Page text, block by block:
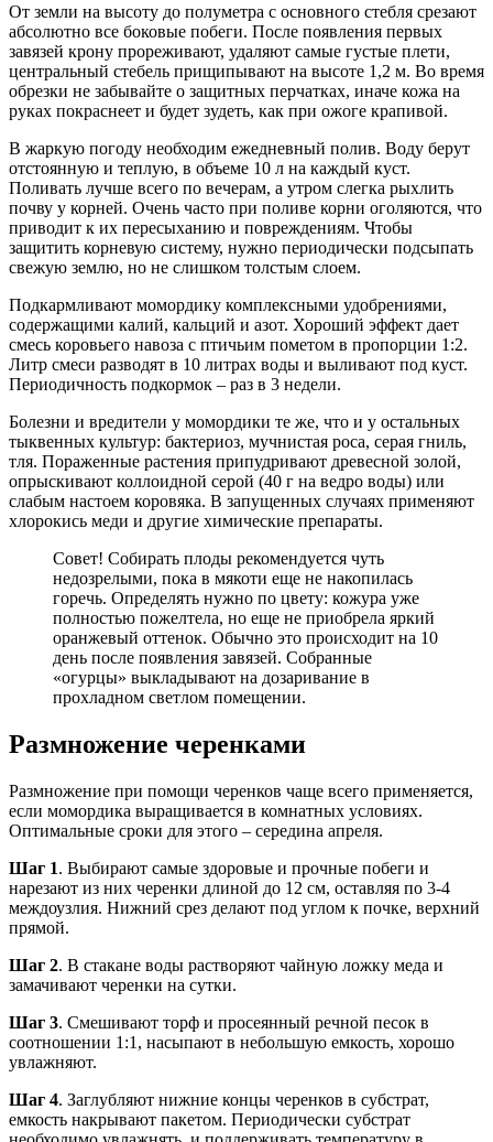
От земли на высоту до полуметра с основного стебля срезают
абсолютно все боковые побеги. После появления первых
завязей крону прореживают, удаляют самые густые плети,
центральный стебель прищипывают на высоте 1,2 м. Во время
обрезки не забывайте о защитных перчатках, иначе кожа на
руках покраснеет и будет зудеть, как при ожоге крапивой.
В жаркую погоду необходим ежедневный полив. Воду берут
отстоянную и теплую, в объеме 10 л на каждый куст.
Поливать лучше всего по вечерам, а утром слегка рыхлить
почву у корней. Очень часто при поливе корни оголяются, что
приводит к их пересыханию и повреждениям. Чтобы
защитить корневую систему, нужно периодически подсыпать
свежую землю, но не слишком толстым слоем.
Подкармливают момордику комплексными удобрениями,
содержащими калий, кальций и азот. Хороший эффект дает
смесь коровьего навоза с птичьим пометом в пропорции 1:2.
Литр смеси разводят в 10 литрах воды и выливают под куст.
Периодичность подкормок – раз в 3 недели.
Болезни и вредители у момордики те же, что и у остальных
тыквенных культур: бактериоз, мучнистая роса, серая гниль,
тля. Пораженные растения припудривают древесной золой,
опрыскивают коллоидной серой (40 г на ведро воды) или
слабым настоем коровяка. В запущенных случаях применяют
хлорокись меди и другие химические препараты.
Совет! Собирать плоды рекомендуется чуть
недозрелыми, пока в мякоти еще не накопилась
горечь. Определять нужно по цвету: кожура уже
полностью пожелтела, но еще не приобрела яркий
оранжевый оттенок. Обычно это происходит на 10
день после появления завязей. Собранные
«огурцы» выкладывают на дозаривание в
прохладном светлом помещении.
Размножение черенками
Размножение при помощи черенков чаще всего применяется,
если момордика выращивается в комнатных условиях.
Оптимальные сроки для этого – середина апреля.
Шаг 1. Выбирают самые здоровые и прочные побеги и
нарезают из них черенки длиной до 12 см, оставляя по 3-4
междоузлия. Нижний срез делают под углом к почке, верхний
прямой.
Шаг 2. В стакане воды растворяют чайную ложку меда и
замачивают черенки на сутки.
Шаг 3. Смешивают торф и просеянный речной песок в
соотношении 1:1, насыпают в небольшую емкость, хорошо
увлажняют.
Шаг 4. Заглубляют нижние концы черенков в субстрат,
емкость накрывают пакетом. Периодически субстрат